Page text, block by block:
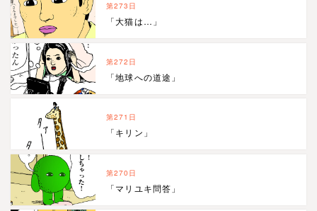
第273日
「大猫は…」
第272日
「地球への道途」
第271日
「キリン」
第270日
「マリユキ問答」